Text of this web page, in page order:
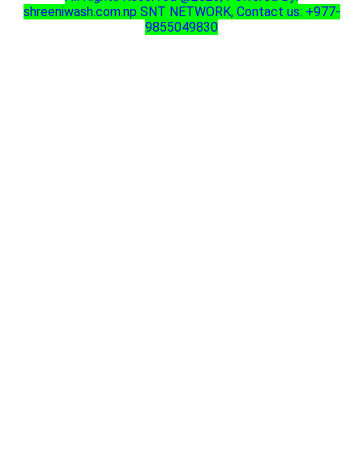
shreeniwash.com.npSNT NETWORK, Contact us: +977-
9855049830